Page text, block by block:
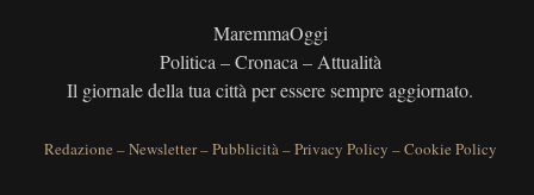
MaremmaOggi
Politica – Cronaca – Attualità
Il giornale della tua città per essere sempre aggiornato.
Redazione –Newsletter–Pubblicità–Privacy Policy –Cookie Policy